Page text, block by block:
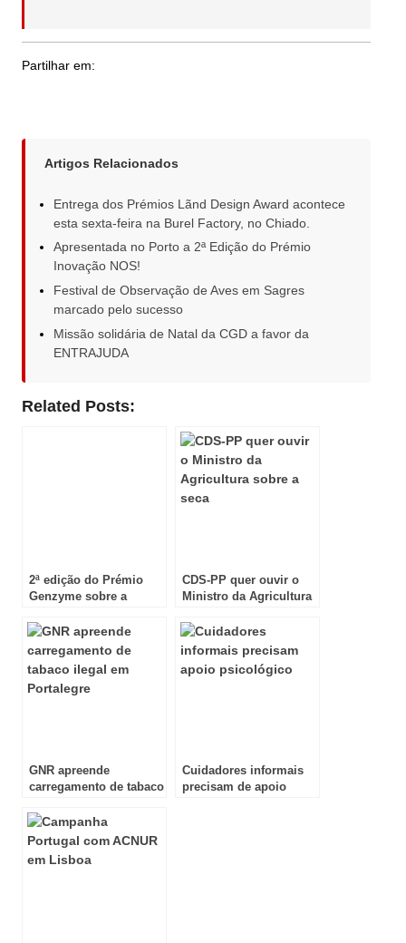
Partilhar em:
Artigos Relacionados
Entrega dos Prémios Lãnd Design Award acontece
esta sexta-feira na Burel Factory, no Chiado.
Apresentada no Porto a 2ª Edição do Prémio
Inovação NOS!
Festival de Observação de Aves em Sagres
marcado pelo sucesso
Missão solidária de Natal da CGD a favor da
ENTRAJUDA
Related Posts:
2ª edição do Prémio
Genzyme sobre a
CDS-PP quer ouvir o
Ministro da Agricultura
GNR apreende
carregamento de tabaco
Cuidadores informais
precisam de apoio